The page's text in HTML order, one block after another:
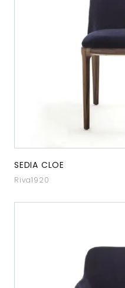
SEDIA CLOE
Riva1920